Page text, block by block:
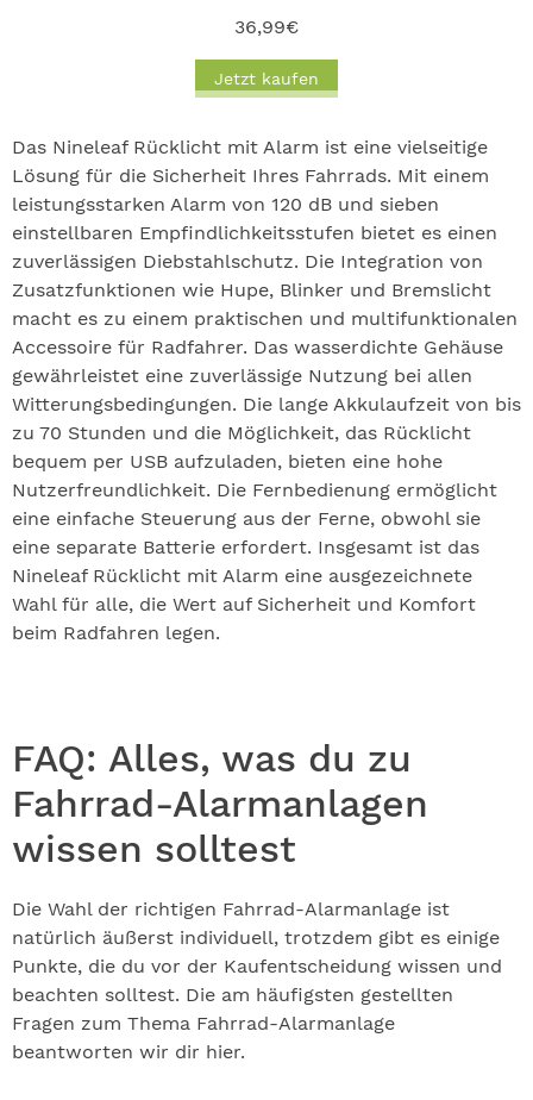
36,99€
Jetzt kaufen
Das Nineleaf Rücklicht mit Alarm ist eine vielseitige
Lösung für die Sicherheit Ihres Fahrrads. Mit einem
leistungsstarken Alarm von 120 dB und sieben
einstellbaren Empfindlichkeitsstufen bietet es einen
zuverlässigen Diebstahlschutz. Die Integration von
Zusatzfunktionen wie Hupe, Blinker und Bremslicht
macht es zu einem praktischen und multifunktionalen
Accessoire für Radfahrer. Das wasserdichte Gehäuse
gewährleistet eine zuverlässige Nutzung bei allen
Witterungsbedingungen. Die lange Akkulaufzeit von bis
zu 70 Stunden und die Möglichkeit, das Rücklicht
bequem per USB aufzuladen, bieten eine hohe
Nutzerfreundlichkeit. Die Fernbedienung ermöglicht
eine einfache Steuerung aus der Ferne, obwohl sie
eine separate Batterie erfordert. Insgesamt ist das
Nineleaf Rücklicht mit Alarm eine ausgezeichnete
Wahl für alle, die Wert auf Sicherheit und Komfort
beim Radfahren legen.
FAQ: Alles, was du zu
Fahrrad-Alarmanlagen
wissen solltest
Die Wahl der richtigen Fahrrad-Alarmanlage ist
natürlich äußerst individuell, trotzdem gibt es einige
Punkte, die du vor der Kaufentscheidung wissen und
beachten solltest. Die am häufigsten gestellten
Fragen zum Thema Fahrrad-Alarmanlage
beantworten wir dir hier.